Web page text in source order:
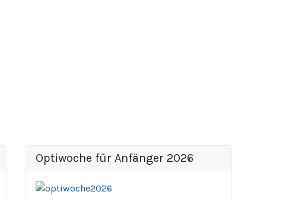
Optiwoche für Anfänger 2026